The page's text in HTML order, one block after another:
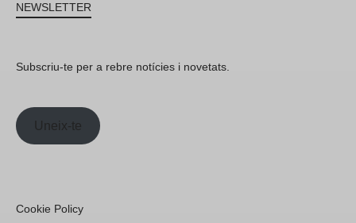
NEWSLETTER
Subscriu-te per a rebre notícies i novetats.
Uneix-te
Cookie Policy